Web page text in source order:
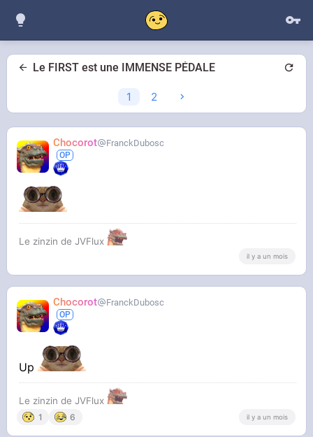
Le FIRST est une IMMENSE PÉDALE
1 2
Chocorot FranckDubosc
Le zinzin de JVFlux
il y a un mois
Chocorot FranckDubosc
Up
Le zinzin de JVFlux
1 6 il y a un mois